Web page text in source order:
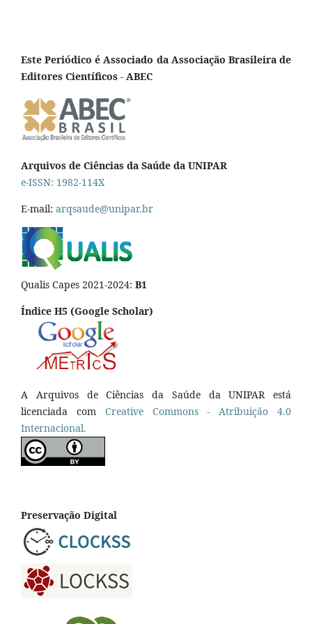
Este Periódico é Associado da Associação Brasileira de
Editores Científicos - ABEC
Arquivos de Ciências da Saúde da UNIPAR
e-ISSN: 1982-114X
E-mail: arqsaude@unipar.br
Qualis Capes 2021-2024: B1
Índice H5 (Google Scholar)
A Arquivos de Ciências da Saúde da UNIPAR está
licenciada com Creative Commons - Atribuição 4.0
Internacional.
Preservação Digital